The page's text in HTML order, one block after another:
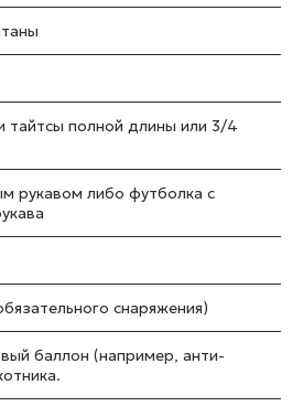
тайтсы полной длины или 3/4
рукавом либо футболка с
снаряжения)
баллон (например, анти-